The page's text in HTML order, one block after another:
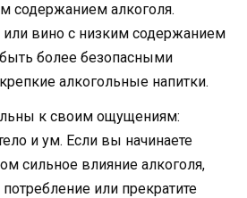
содержанием алкоголя.
или вино с низким содержанием
более безопасными
алкогольные напитки.
к своим ощущениям:
и ум. Если вы начинаете
сильное влияние алкоголя,
или прекратите